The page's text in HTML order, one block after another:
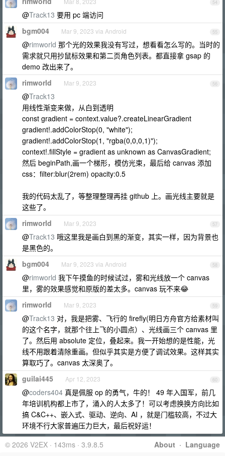
54
@Track13 要用 pc 端访问
55
bgm004 Mar 9, 2023 via Android
@rimworld 那个光的效果我没有写过，想看看怎么写的。当时的
需求就只用抄鼠标效果和第二页角色列表。都直接拿 gsap 的
demo 改出来了。
56
rimworld Mar 9, 2023
@Track13
用线性渐变来做，从白到透明
const gradient = context.value?.createLinearGradient
gradient!.addColorStop(0, "white");
gradient!.addColorStop(1, "rgba(0,0,0,1)");
context!.fillStyle = gradient as unknown as CanvasGradient;
然后 beginPath,画一个梯形，模仿光束，最后给 canvas 添加
css：filter:blur(2rem) opacity:0.5
我的代码太乱了，等整理整理再挂 github 上。画光线主要就是
这些了。
57
rimworld Mar 9, 2023
@Track13 哦这里我是画白到黑的渐变，其实一样，因为背景也
是黑色的。
58
bgm004 Mar 9, 2023 via Android
@rimworld 我下午摸鱼的时候试过，雾和光线放一个 canvas
里，雾的效果感觉和原版的差太多。canvas 玩不来😂
59
rimworld Mar 9, 2023
@Track13 对，我是把雾、飞行的 firefly(明日方舟官方给素材叫
的这个名字，就那个往上飞的小圆点）、光线画三个 canvas 里
了。然后用 absolute 定位，叠起来。我一开始想的是性能，光
线不用跟着清除重画。但似乎其实是方便了调试效果。这样其实
算取巧了。canvas 太深奥了。
60
guilai445 Apr 12, 2023
@coders404 真是佩服 op 的勇气，牛的！ 49 年入国军，前几
年培训机构都上市了，涌入的人太多了！可以考虑换换方向比如
搞 C&C++、嵌入式、驱动、逆向、AI ，就是门槛较高，不过大
环境不行大家普遍压力巨大，最后祝好运！
About · Language
© 2026 V2EX · 143ms · 3.9.8.5